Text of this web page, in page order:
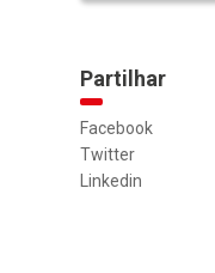
Partilhar
Facebook
Twitter
Linkedin